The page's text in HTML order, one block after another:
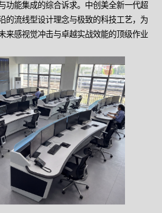
功能集成的综合诉求。中创美全新一代超
的流线型设计理念与极致的科技工艺，为
来感视觉冲击与卓越实战效能的顶级作业